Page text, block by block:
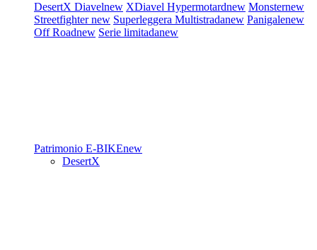
DesertX Diavelnew XDiavel Hypermotardnew Monsternew
Streetfighternew Superleggera Multistradanew Panigalenew
Off Roadnew Serie limitadanew
Patrimonio E-BIKEnew
DesertX